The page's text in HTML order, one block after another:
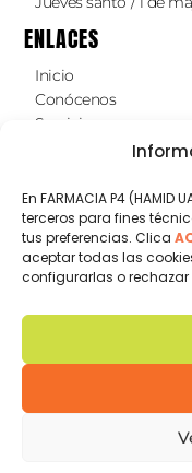
En FARMACIA P4
terceros para fines
tus preferencias. Clica
aceptar todas las
configurarlas o rechazar
ENLACES
Inicio
Conócenos
Servicios
Te atendemos online
Contacto
No te pierdas
Farmacia P4 © -